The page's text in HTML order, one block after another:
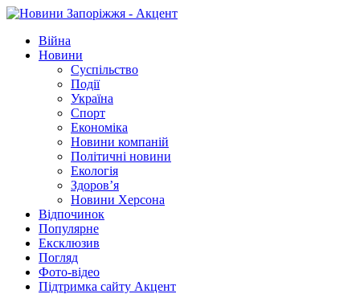
Війна
Новини
Суспільство
Події
Україна
Спорт
Економіка
Новини компаній
Політичні новини
Екологія
Здоров’я
Новини Херсона
Відпочинок
Популярне
Ексклюзив
Погляд
Фото-відео
Підтримка сайту Акцент